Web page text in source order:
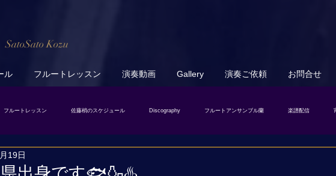
SatoSato Kozu
ル フルートレッスン 演奏動画 Gallery 演奏ご依頼 お問合せ
フルートレッスン 佐藤梢のスケジュール Discography フルートアンサンブル蘭 楽譜配信
19日